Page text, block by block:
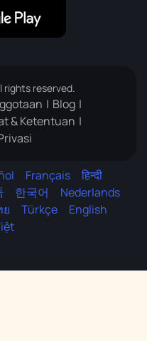
rights reserved.
Blog
& Ketentuan
Français
हिन्दी
한국어
Nederlands
ย Türkçe
English